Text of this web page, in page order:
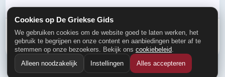
Cookies op De Griekse Gids
We gebruiken cookies om de website goed te laten werken, het
gebruik te begrijpen en onze content en aanbiedingen beter af te
stemmen op onze bezoekers. Bekijk ons cookiebeleid.
Alleen noodzakelijk
Instellingen Alles accepteren
© De Griekse Gids 2000-2026